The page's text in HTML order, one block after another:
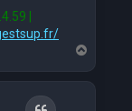
|
a
u